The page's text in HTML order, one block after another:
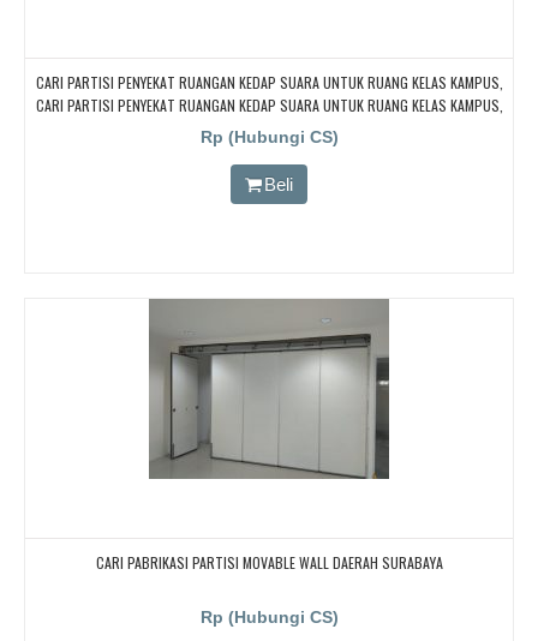
CARI PARTISI PENYEKAT RUANGAN KEDAP SUARA UNTUK RUANG KELAS KAMPUS,
CARI PARTISI PENYEKAT RUANGAN KEDAP SUARA UNTUK RUANG KELAS KAMPUS,
CARI PARTISI PENYEKAT RUANGAN KEDAP SUARA UNTUK RUANG KELAS KAMPUS,
CARI PARTISI PENYEKAT RUANGAN KEDAP SUARA UNTUK RUANG KELAS KAMPUS,
CARI PARTISI PENYEKAT RUANGAN KEDAP SUARA UNTUK RUANG KELAS KAMPUS
Rp (Hubungi CS)
Beli
CARI PABRIKASI PARTISI MOVABLE WALL DAERAH SURABAYA
Rp (Hubungi CS)